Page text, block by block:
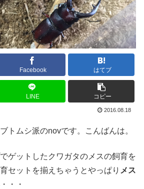
Facebook はてブ
LINE コピー
2016.08.18
トムシ派のnovです。こんばんは。
ゲットしたクワガタのメスの飼育を
セットを揃えちゃうとやっぱり メス
・・・